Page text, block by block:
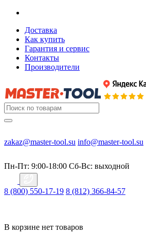
Доставка
Как купить
Гарантия и сервис
Контакты
Производители
zakaz@master-tool.su info@master-tool.su
Пн-Пт: 9:00-18:00 Cб-Вс: выходной
8 (800) 550-17-19 8 (812) 366-84-57
В корзине нет товаров